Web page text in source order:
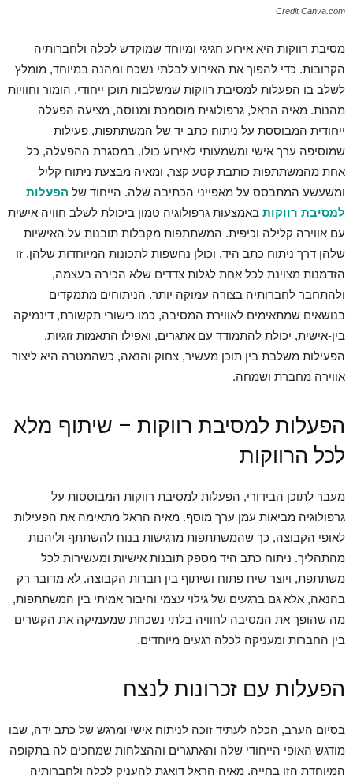
Credit Canva.com
מסיבת רווקות היא אירוע חגיגי ומיוחד שמוקדש לכלה ולחברותיה
הקרובות. כדי להפוך את האירוע לבלתי נשכח ומהנה במיוחד, מומלץ
לשלב בו הפעלות למסיבת רווקות שמשלבות תוכן ייחודי, הומור וחוויות
מהנות. מאיה הראל, גרפולוגית מוסמכת ומנוסה, מציעה הפעלה
ייחודית המבוססת על ניתוח כתב יד של המשתתפות, פעילות
שמוסיפה ערך אישי ומשמעותי לאירוע כולו. במסגרת ההפעלה, כל
אחת מהמשתתפות כותבת קטע קצר, ומאיה מבצעת ניתוח קליל
ומשעשע המתבסס על מאפייני הכתיבה שלה. הייחוד של הפעלות
למסיבת רווקות באמצעות גרפולוגיה טמון ביכולת לשלב חוויה אישית
עם אווירה קלילה וכיפית. המשתתפות מקבלות תובנות על האישיות
שלהן דרך ניתוח כתב היד, וכולן נחשפות לתכונות המיוחדות שלהן. זו
הזדמנות מצוינת לכל אחת לגלות צדדים שלא הכירה בעצמה,
ולהתחבר לחברותיה בצורה עמוקה יותר. הניתוחים מתמקדים
בנושאים שמתאימים לאווירת המסיבה, כמו כישורי תקשורת, דינמיקה
בין-אישית, יכולת להתמודד עם אתגרים, ואפילו התאמות זוגיות.
הפעילות משלבת בין תוכן מעשיר, צחוק והנאה, כשהמטרה היא ליצור
אווירה מחברת ושמחה.
הפעלות למסיבת רווקות – שיתוף מלא
לכל הרווקות
מעבר לתוכן הבידורי, הפעלות למסיבת רווקות המבוססות על
גרפולוגיה מביאות עמן ערך מוסף. מאיה הראל מתאימה את הפעילות
לאופי הקבוצה, כך שהמשתתפות מרגישות בנוח להשתתף וליהנות
מהתהליך. ניתוח כתב היד מספק תובנות אישיות ומעשירות לכל
משתתפת, ויוצר שיח פתוח ושיתוף בין חברות הקבוצה. לא מדובר רק
בהנאה, אלא גם ברגעים של גילוי עצמי וחיבור אמיתי בין המשתתפות,
מה שהופך את המסיבה לחוויה בלתי נשכחת שמעמיקה את הקשרים
בין החברות ומעניקה לכלה רגעים מיוחדים.
הפעלות עם זכרונות לנצח
בסיום הערב, הכלה לעתיד זוכה לניתוח אישי ומרגש של כתב ידה, שבו
מודגש האופי הייחודי שלה והאתגרים וההצלחות שמחכים לה בתקופה
המיוחדת הזו בחייה. מאיה הראל דואגת להעניק לכלה ולחברותיה